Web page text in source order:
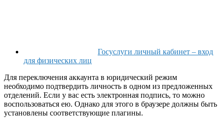
Госуслуги личный кабинет – вход
для физических лиц
Для переключения аккаунта в юридический режим
необходимо подтвердить личность в одном из предложенных
отделений. Если у вас есть электронная подпись, то можно
воспользоваться ею. Однако для этого в браузере должны быть
установлены соответствующие плагины.